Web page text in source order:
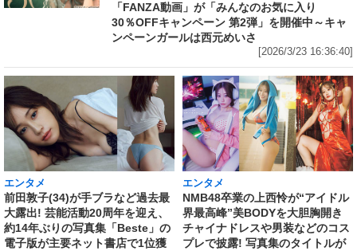
「FANZA動画」が「みんなのお気に入り
30％OFFキャンペーン 第2弾」を開催中～キャ
ンペーンガールは西元めいさ
[2026/3/23 16:36:40]
エンタメ
前田敦子(34)が手ブラなど過去最
大露出! 芸能活動20周年を迎え、
約14年ぶりの写真集「Beste」の
電子版が主要ネット書店で1位獲
エンタメ
NMB48卒業の上西怜が“アイドル
界最高峰”美BODYを大胆胸開き
チャイナドレスや男装などのコス
プレで披露! 写真集のタイトルが